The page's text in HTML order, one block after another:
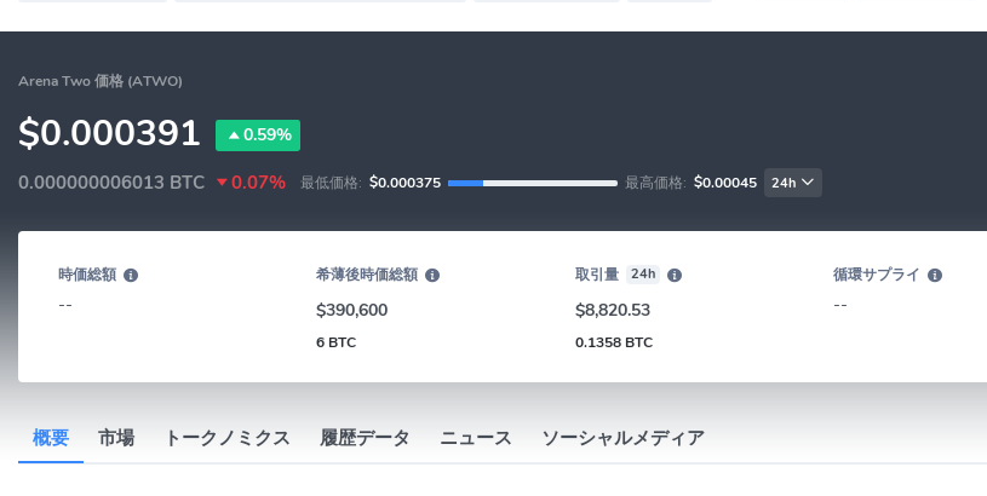
Arena Two 価格 (ATWO)
$0.000391 0.59%
0.000000006013 BTC 0.07% 最低価格: $0.000375 最高価格: $0.00045 24h
時価総額
--
希薄後時価総額
$390,600
6 BTC
取引量 24h
$8,820.53
0.1358 BTC
循環サプライ
--
概要 市場 トークノミクス 履歴データ ニュース ソーシャルメディア